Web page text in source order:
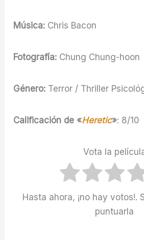
Música: Chris Bacon
Fotografía: Chung Chung-hoon
Género: Terror / Thriller
Calificación de «Heretic»: 8/10
Vota la
Hasta ahora, ¡no hay votos!.
puntuarla